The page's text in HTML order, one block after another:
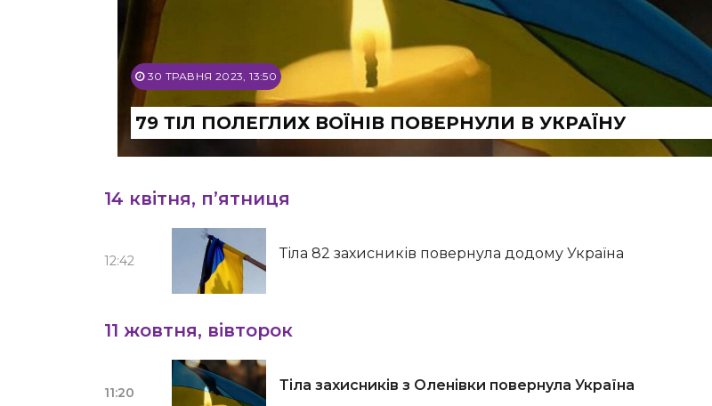
30 ТРАВНЯ 2023, 13:50
79 ТІЛ ПОЛЕГЛИХ ВОЇНІВ ПОВЕРНУЛИ В УКРАЇНУ
14 квітня, п’ятниця
12:42 Тіла 82 захисників повернула додому Україна
11 жовтня, вівторок
11:20 Тіла захисників з Оленівки повернула Україна